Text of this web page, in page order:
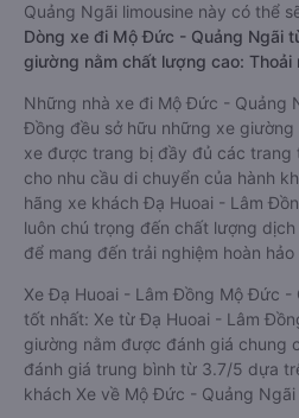
Quảng Ngãi limousine này có thể
Dòng xe đi Mộ Đức - Quảng Ngãi
giường nằm chất lượng cao: Thoải
Những nhà xe đi Mộ Đức - Quảng
Đồng đều sở hữu những xe giường
xe được trang bị đầy đủ các trang
cho nhu cầu di chuyển của hành
hãng xe khách Đạ Huoai - Lâm
luôn chú trọng đến chất lượng
để mang đến trải nghiệm hoàn
Xe Đạ Huoai - Lâm Đồng Mộ Đức -
tốt nhất: Xe từ Đạ Huoai - Lâm
giường nằm được đánh giá chung
đánh giá trung bình từ 3.7/5 dựa
khách Xe về Mộ Đức - Quảng